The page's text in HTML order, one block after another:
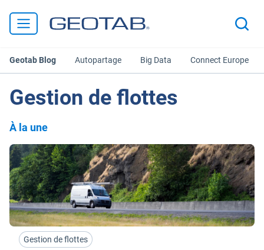
Geotab Blog Autopartage Big Data Connect Europe
Gestion de flottes
À la une
Gestion de flottes